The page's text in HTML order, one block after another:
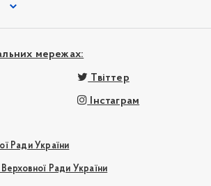
мережах:
Твіттер
Інстаграм
Ради України
Ради України